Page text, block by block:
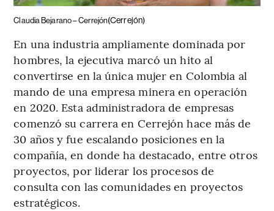
Claudia Bejarano – Cerrejón(Cerrejón)
En una industria ampliamente dominada por
hombres, la ejecutiva marcó un hito al
convertirse en la única mujer en Colombia al
mando de una empresa minera en operación
en 2020. Esta administradora de empresas
comenzó su carrera en Cerrejón hace más de
30 años y fue escalando posiciones en la
compañía, en donde ha destacado, entre otros
proyectos, por liderar los procesos de
consulta con las comunidades en proyectos
estratégicos.